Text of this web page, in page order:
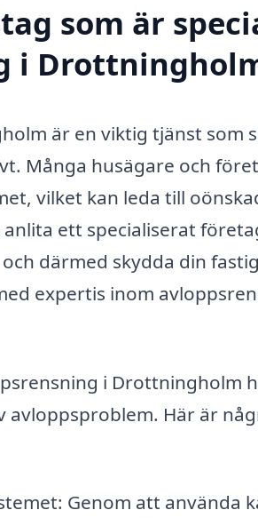
som är
i
är en viktig tjänst som
Många husägare och
vilket kan leda till
ett specialiserat
därmed skydda din
expertis inom
i Drottningholm
avloppsproblem. Här är
Genom att använda